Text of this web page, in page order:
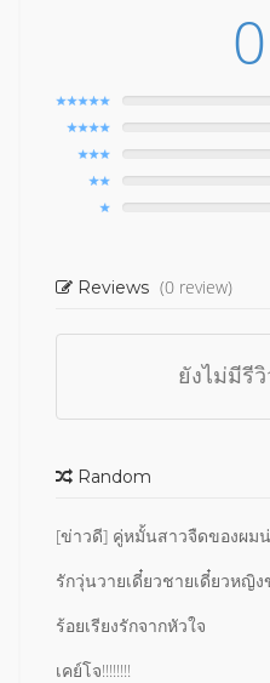
Reviews (0 review)
ยังไม่มีรี
Random
[ข่าวดี] คู่หมั้นสาวจืดของผม
รักวุ่นวายเดี๋ยวชายเดี๋ยวหญิ
ร้อยเรียงรักจากหัวใจ
เคย์โจ!!!!!!!!